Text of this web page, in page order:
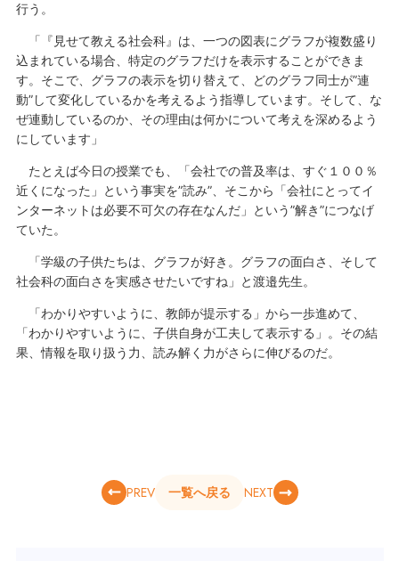
行う。
「『見せて教える社会科』は、一つの図表にグラフが複数盛り
込まれている場合、特定のグラフだけを表示することができま
す。そこで、グラフの表示を切り替えて、どのグラフ同士が”連
動”して変化しているかを考えるよう指導しています。そして、な
ぜ連動しているのか、その理由は何かについて考えを深めるよう
にしています」
たとえば今日の授業でも、「会社での普及率は、すぐ１００％
近くになった」という事実を”読み”、そこから「会社にとってイ
ンターネットは必要不可欠の存在なんだ」という”解き”につなげ
ていた。
「学級の子供たちは、グラフが好き。グラフの面白さ、そして
社会科の面白さを実感させたいですね」と渡邉先生。
「わかりやすいように、教師が提示する」から一歩進めて、
「わかりやすいように、子供自身が工夫して表示する」。その結
果、情報を取り扱う力、読み解く力がさらに伸びるのだ。
PREV 一覧へ戻る NEXT